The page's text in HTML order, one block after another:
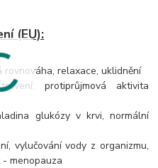
(EU):
rovnováha, relaxace, uklidnění
protiprůjmová aktivita
glukózy v krvi, normální
vylučování vody z organizmu,
menopauza